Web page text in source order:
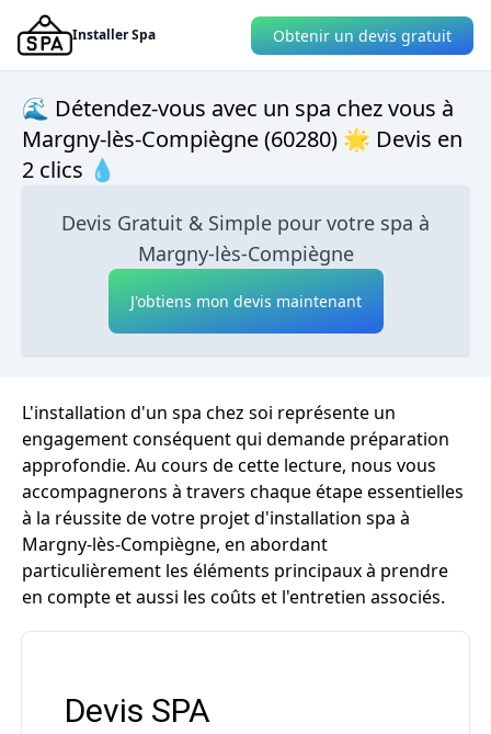
Installer Spa Obtenir un devis gratuit
🌊 Détendez-vous avec un spa chez vous à
Margny-lès-Compiègne (60280) 🌟 Devis en
2 clics 💧
Devis Gratuit & Simple pour votre spa à
Margny-lès-Compiègne
J'obtiens mon devis maintenant
L'installation d'un spa chez soi représente un
engagement conséquent qui demande préparation
approfondie. Au cours de cette lecture, nous vous
accompagnerons à travers chaque étape essentielles
à la réussite de votre projet d'installation spa à
Margny-lès-Compiègne, en abordant
particulièrement les éléments principaux à prendre
en compte et aussi les coûts et l'entretien associés.
Devis SPA